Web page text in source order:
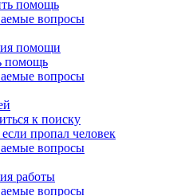
помощь
вопросы
помощи
помощь
вопросы
к поиску
пропал человек
вопросы
работы
вопросы